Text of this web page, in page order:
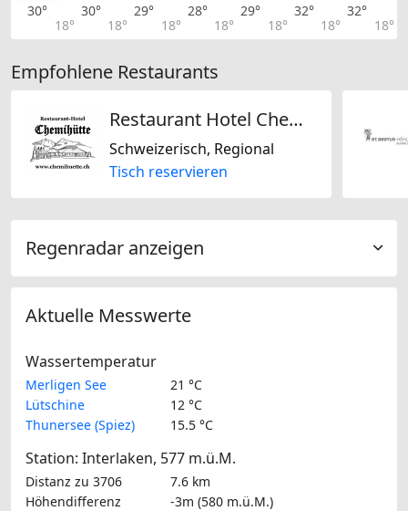
30°
18°
30°
18°
29°
18°
28°
18°
29°
18°
32°
18°
32°
18°
Empfohlene Restaurants
Restaurant Hotel Chemihütte
Schweizerisch, Regional
Tisch reservieren
Regenradar anzeigen
Aktuelle Messwerte
Wassertemperatur
Merligen See
21 °C
Lütschine
12 °C
Thunersee (Spiez)
15.5 °C
Station: Interlaken, 577 m.ü.M.
Distanz zu 3706
7.6 km
Höhendifferenz
-3m (580 m.ü.M.)